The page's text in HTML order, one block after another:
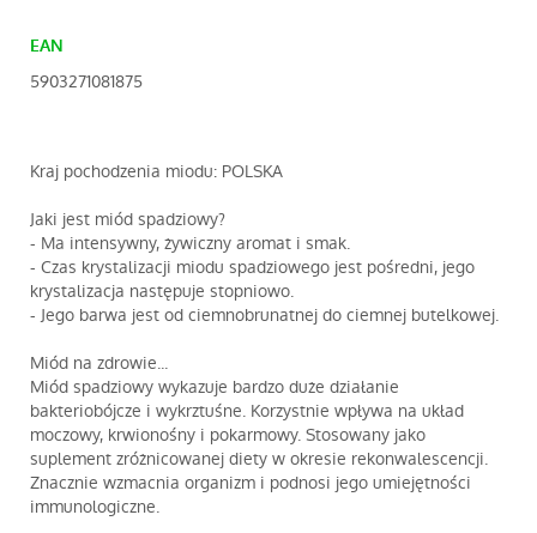
EAN
5903271081875
Kraj pochodzenia miodu: POLSKA
Jaki jest miód spadziowy?
- Ma intensywny, żywiczny aromat i smak.
- Czas krystalizacji miodu spadziowego jest pośredni, jego
krystalizacja następuje stopniowo.
- Jego barwa jest od ciemnobrunatnej do ciemnej butelkowej.
Miód na zdrowie...
Miód spadziowy wykazuje bardzo duże działanie
bakteriobójcze i wykrztuśne. Korzystnie wpływa na układ
moczowy, krwionośny i pokarmowy. Stosowany jako
suplement zróżnicowanej diety w okresie rekonwalescencji.
Znacznie wzmacnia organizm i podnosi jego umiejętności
immunologiczne.